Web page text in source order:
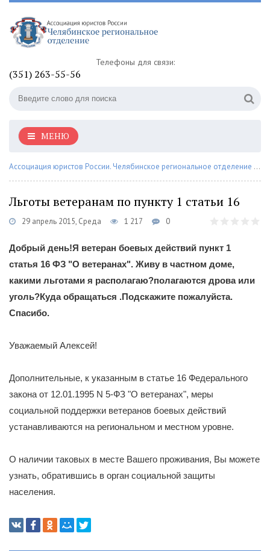
Телефоны для связи:
(351) 263-55-56
МЕНЮ
Ассоциация юристов России. Челябинское региональное отделение
Льготы ветеранам по пункту 1 статьи 16
29 апрель 2015, Среда 1 217 0
Добрый день!Я ветеран боевых действий пункт 1
статья 16 ФЗ "О ветеранах". Живу в частном доме,
какими льготами я располагаю?полагаются дрова или
уголь?Куда обращаться .Подскажите пожалуйста.
Спасибо.
Уважаемый Алексей!
Дополнительные, к указанным в статье 16 Федерального
закона от 12.01.1995 N 5-ФЗ "О ветеранах", меры
социальной поддержки ветеранов боевых действий
устанавливаются на региональном и местном уровне.
О наличии таковых в месте Вашего проживания, Вы можете
узнать, обратившись в орган социальной защиты
населения.